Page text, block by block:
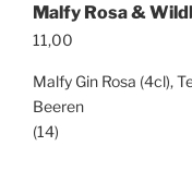
Malfy Rosa &
11,00
Malfy Gin Rosa (4cl),
Beeren
(14)